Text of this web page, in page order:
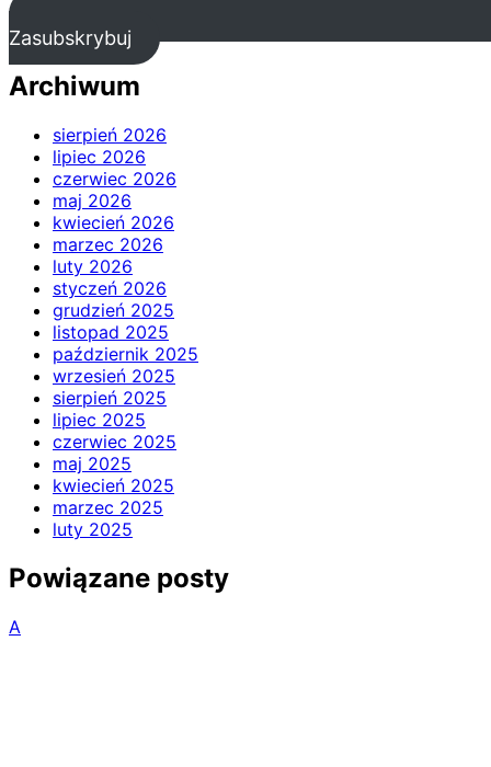
Zasubskrybuj
Archiwum
sierpień 2026
lipiec 2026
czerwiec 2026
maj 2026
kwiecień 2026
marzec 2026
luty 2026
styczeń 2026
grudzień 2025
listopad 2025
październik 2025
wrzesień 2025
sierpień 2025
lipiec 2025
czerwiec 2025
maj 2025
kwiecień 2025
marzec 2025
luty 2025
Powiązane posty
A